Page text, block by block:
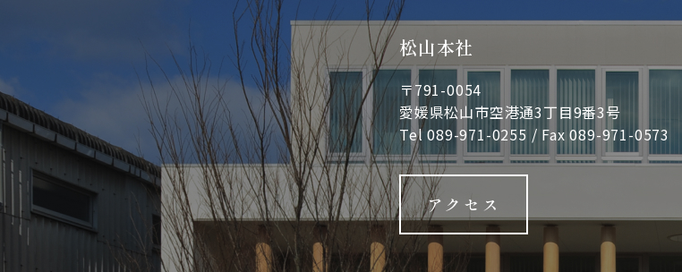
松山本社
〒791-0054
愛媛県松山市空港通3丁目9番3号
Tel089-971-0255 / Fax 089-971-0573
アクセス